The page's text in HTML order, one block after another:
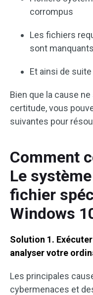
corrompus
Les fichiers
sont
Et ainsi de
Bien que la cause
certitude, vous
suivantes pour
Comment
Le
fichier
Windows
Solution 1.
analyser votre
Les principales
cybermenaces et